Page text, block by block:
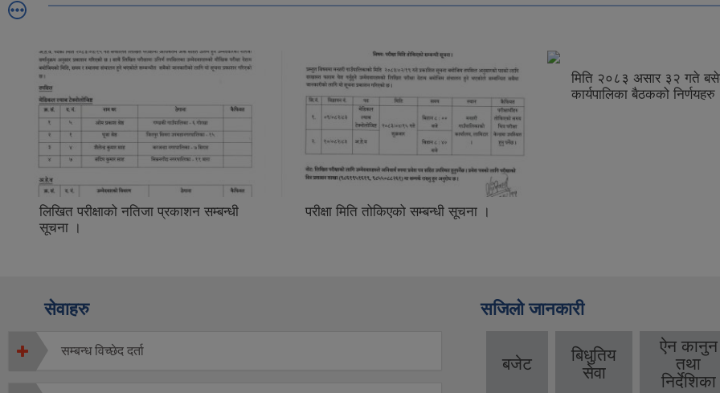
लिखित परीक्षाको नतिजा प्रकाशन सम्बन्धी
सूचना ।
परीक्षा मिति तोकिएको सम्बन्धी सूचना ।
मिति २०८३ असार ३२ गते
कार्यपालिका बैठकको निर्णयहरु
सेवाहरु
सम्बन्ध विच्छेद दर्ता
सजिलो जानकारी
बजेट
बिधुतिय
सेवा
ऐन कानुन
तथा
निर्देशिका